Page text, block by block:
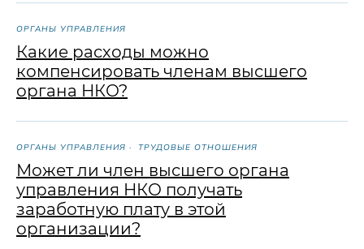
ОРГАНЫ УПРАВЛЕНИЯ
Какие расходы можно
компенсировать членам высшего
органа НКО?
ОРГАНЫ УПРАВЛЕНИЯ ТРУДОВЫЕ ОТНОШЕНИЯ
Может ли член высшего органа
управления НКО получать
заработную плату в этой
организации?